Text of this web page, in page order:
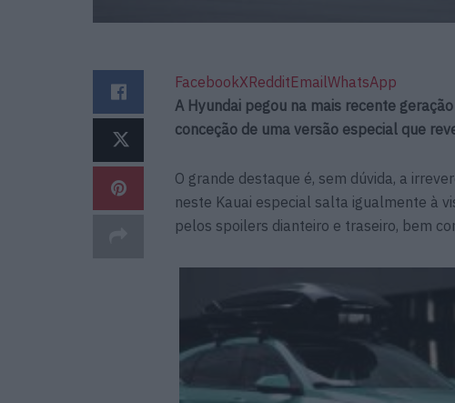
FacebookXRedditEmailWhatsApp
A Hyundai pegou na mais recente
conceção de uma versão especial que
O grande destaque é, sem dúvida, a
neste Kauai especial salta igualmente à
pelos spoilers dianteiro e traseiro, bem